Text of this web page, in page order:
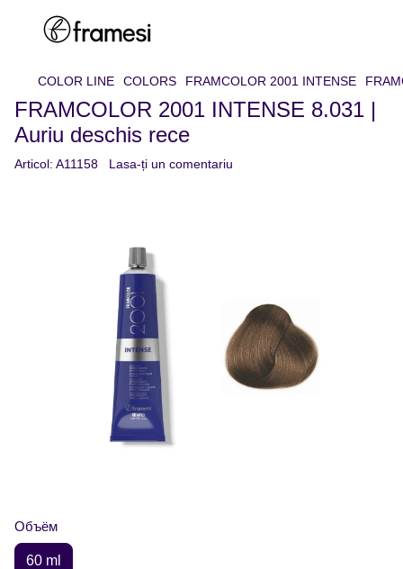
COLOR LINE COLORS FRAMCOLOR 2001 INTENSE
FRAMCOLOR 2001 INTENSE 8.031 |
Auriu deschis rece
Articol: A11158 Lasa-ți un comentariu
Объём
60 ml